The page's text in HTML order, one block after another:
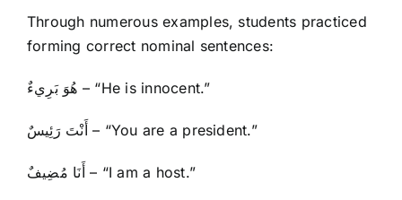
Through numerous examples, students practiced
forming correct nominal sentences:
هُوَ بَرِيءٌ – “He is innocent.”
أَنْتَ رَئِيسٌ – “You are a president.”
أَنَا مُضِيفٌ – “I am a host.”